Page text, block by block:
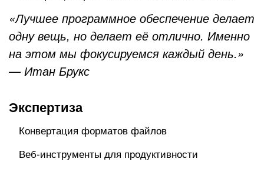
«Лучшее программное обеспечение делает
одну вещь, но делает её отлично. Именно
на этом мы фокусируемся каждый день.»
— Итан Брукс
Экспертиза
Конвертация форматов файлов
Веб-инструменты для продуктивности